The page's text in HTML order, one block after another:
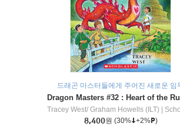
드래곤 마스터들에게 주어진 새로운 임
Tracey West/ Graham Howells (ILT)
8,400원 (30% +2% )